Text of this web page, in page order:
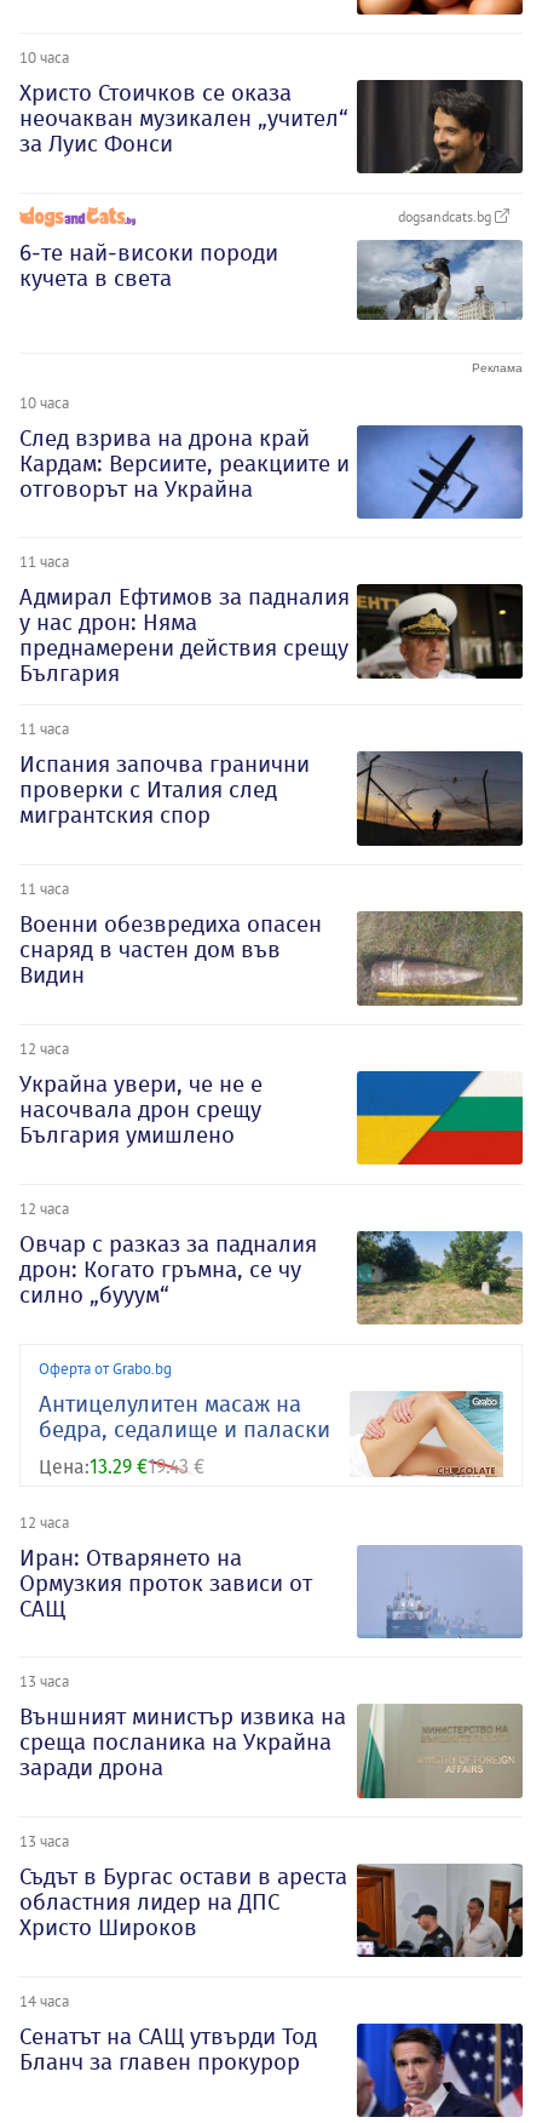
10 часа
Христо Стоичков се оказа
неочакван музикален „учител“
за Луис Фонси
dogsandcats.bg
6-те най-високи породи
кучета в света
10 часа
След взрива на дрона край
Кардам: Версиите, реакциите и
отговорът на Украйна
11 часа
Адмирал Ефтимов за падналия
у нас дрон: Няма
преднамерени действия срещу
България
11 часа
Испания започва гранични
проверки с Италия след
мигрантския спор
11 часа
Военни обезвредиха опасен
снаряд в частен дом във
Видин
12 часа
Украйна увери, че не е
насочвала дрон срещу
България умишлено
12 часа
Овчар с разказ за падналия
дрон: Когато гръмна, се чу
силно „бууум“
Оферта от Grabo.bg
Антицелулитен масаж на
бедра, седалище и паласки
Цена:13.29 €19.43 €
12 часа
Иран: Отварянето на
Ормузкия проток зависи от
САЩ
13 часа
Външният министър извика на
среща посланика на Украйна
заради дрона
13 часа
Съдът в Бургас остави в ареста
областния лидер на ДПС
Христо Широков
14 часа
Сенатът на САЩ утвърди Тод
Бланч за главен прокурор